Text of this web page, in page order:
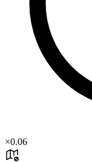
×0.06